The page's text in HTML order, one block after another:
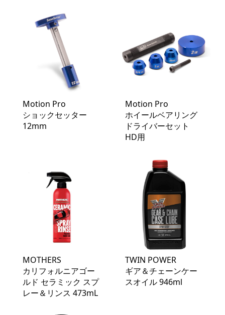
Motion Pro
ショックセッター
12mm
Motion Pro
ホイールベアリング
ドライバーセット
HD用
MOTHERS
カリフォルニアゴー
ルド セラミック スプ
レー＆リンス 473mL
TWIN POWER
ギア＆チェーンケー
スオイル 946ml